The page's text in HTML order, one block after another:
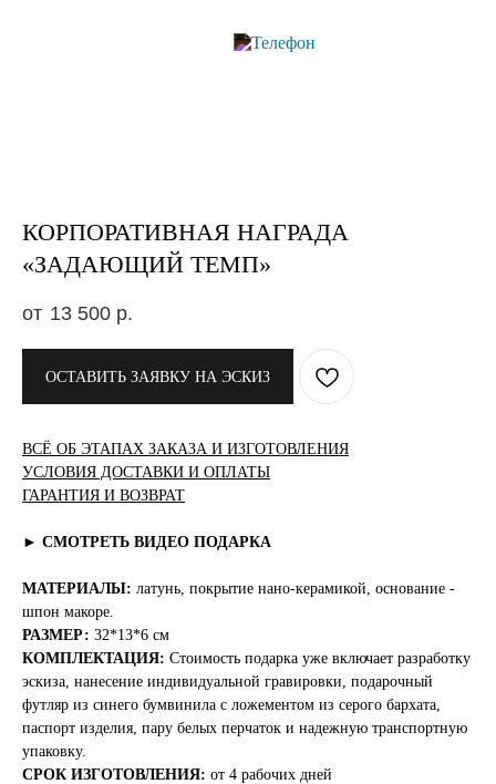
КОРПОРАТИВНАЯ НАГРАДА
«ЗАДАЮЩИЙ ТЕМП»
13 500 р.
ОСТАВИТЬ ЗАЯВКУ НА ЭСКИЗ
ВСЁ ОБ ЭТАПАХ ЗАКАЗА И ИЗГОТОВЛЕНИЯ
УСЛОВИЯ ДОСТАВКИ И ОПЛАТЫ
ГАРАНТИЯ И ВОЗВРАТ
► СМОТРЕТЬ ВИДЕО ПОДАРКА
МАТЕРИАЛЫ: латунь, покрытие нано-керамикой, основание -
шпон макоре.
РАЗМЕР: 32*13*6 см
КОМПЛЕКТАЦИЯ: Стоимость подарка уже включает разработку
эскиза, нанесение индивидуальной гравировки, подарочный
футляр из синего бумвинила с ложементом из серого бархата,
паспорт изделия, пару белых перчаток и надежную транспортную
упаковку.
СРОК ИЗГОТОВЛЕНИЯ: от 4 рабочих дней